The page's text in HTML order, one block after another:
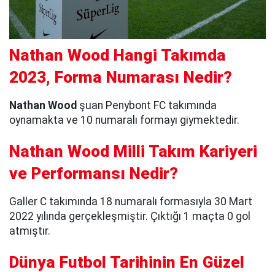
Nathan Wood Hangi Takımda
2023, Forma Numarası Nedir?
Nathan Wood şuan Penybont FC takımında
oynamakta ve 10 numaralı formayı giymektedir.
Nathan Wood Milli Takım Kariyeri
ve Performansı Nedir?
Galler C takımında 18 numaralı formasıyla 30 Mart
2022 yılında gerçekleşmiştir. Çıktığı 1 maçta 0 gol
atmıştır.
Dünya Futbol Tarihinin En Güzel